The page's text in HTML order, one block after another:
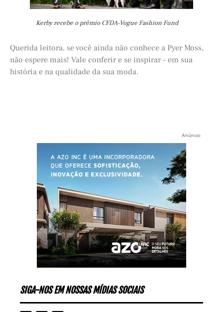
Kerby recebe o prêmio CFDA-Vogue Fashion Fund
Querida leitora, se você ainda não conhece a Pyer Moss,
não espere mais! Vale conferir e se inspirar – em sua
história e na qualidade da sua moda.
Anúncio
SIGA-NOS EM NOSSAS MÍDIAS SOCIAIS